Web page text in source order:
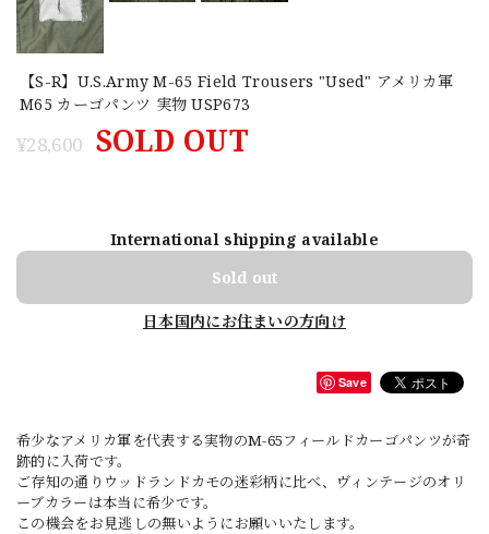
【S-R】U.S.Army M-65 Field Trousers "Used" アメリカ軍
M65 カーゴパンツ 実物 USP673
¥28,600 SOLD OUT
International shipping available
Sold out
日本国内にお住まいの方向け
Save
希少なアメリカ軍を代表する実物のM-65フィールドカーゴパンツが奇
跡的に入荷です。
ご存知の通りウッドランドカモの迷彩柄に比べ、ヴィンテージのオリ
ーブカラーは本当に希少です。
この機会をお見逃しの無いようにお願いいたします。